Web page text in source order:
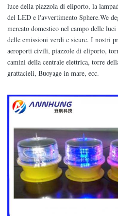
luce della piazzola di eliporto, la
del LED e l'avvertimento Sphere.We
mercato domestico nel campo delle
delle emissioni verdi e sicure. I nostri
aeroporti civili, piazzole di eliporto,
camini della centrale elettrica, torre
grattacieli, Buoyage in mare, ecc.